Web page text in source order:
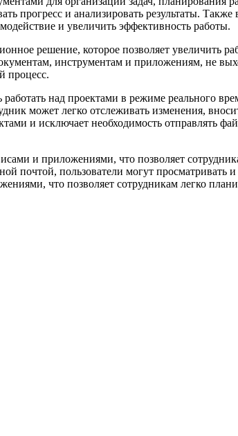
прогресс и анализировать результаты.
и увеличить эффективность работы.
решение, которое позволяет
инструментам и приложениям, не
процесс.
над проектами в режиме реального
может легко отслеживать изменения,
и исключает необходимость отправлять
и приложениями, что позволяет
почтой, пользователи могут просматривать
что позволяет сотрудникам легко